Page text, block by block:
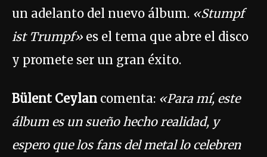
un adelanto del nuevo álbum. «Stumpf
ist Trumpf» es el tema que abre el disco
y promete ser un gran éxito.
Bülent Ceylan comenta: «Para mí, este
álbum es un sueño hecho realidad, y
espero que los fans del metal lo celebren